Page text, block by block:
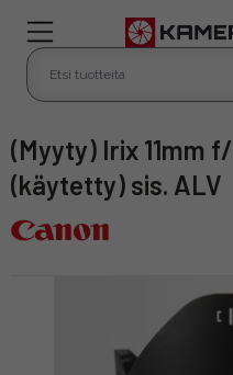
(Myyty) Irix 11mm f/4 Firefly (Canon)
(käytetty) sis. ALV